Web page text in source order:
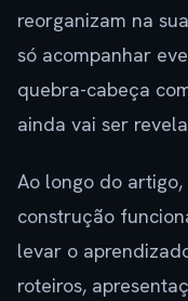
reorganizam na
só acompanhar
quebra-cabeça
ainda vai ser
Ao longo do
construção
levar o
roteiros,